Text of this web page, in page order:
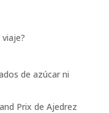
de azúcar ni
Prix de Ajedrez